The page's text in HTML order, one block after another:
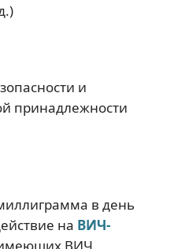
и
принадлежности
в день
на ВИЧ-